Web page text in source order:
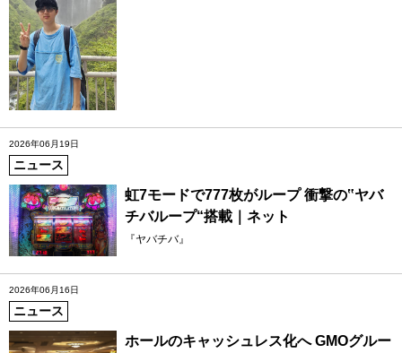
2026年06月19日
ニュース
虹7モードで777枚がループ 衝撃の‟ヤバ
チバループ“搭載｜ネット
『ヤバチバ』
2026年06月16日
ニュース
ホールのキャッシュレス化へ GMOグルー